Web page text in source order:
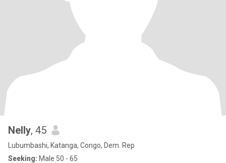
Nelly, 45
Lubumbashi, Katanga, Congo, Dem. Rep
Seeking: Male 50 - 65